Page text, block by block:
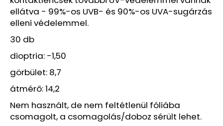
ellátva - 99%-os UVB- és 90%-os UVA-sugárzás
elleni védelemmel.
30 db
dioptria: -1,50
görbület: 8,7
átmérő: 14,2
Nem használt, de nem feltétlenül fóliába
csomagolt, a csomagolás/doboz sérült lehet.
1
680
Ft